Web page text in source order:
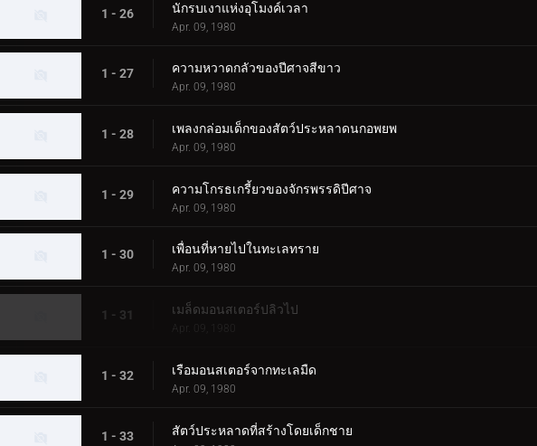
1 - 26 นักรบเงาแห่งอุโมงค์เวลา
Apr. 09, 1980
1 - 27 ความหวาดกลัวของปีศาจสีขาว
Apr. 09, 1980
1 - 28 เพลงกล่อมเด็กของสัตว์ประหลาดนกอพยพ
Apr. 09, 1980
1 - 29 ความโกรธเกรี้ยวของจักรพรรดิปีศาจ
Apr. 09, 1980
1 - 30 เพื่อนที่หายไปในทะเลทราย
Apr. 09, 1980
1 - 31 เมล็ดมอนสเตอร์ปลิวไป
Apr. 09, 1980
1 - 32 เรือมอนสเตอร์จากทะเลมืด
Apr. 09, 1980
1 - 33 สัตว์ประหลาดที่สร้างโดยเด็กชาย